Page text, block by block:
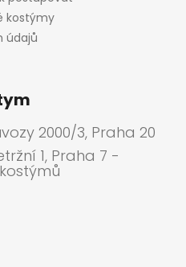
kostýmy
údajů
2000/3, Praha 20
1, Praha 7 -